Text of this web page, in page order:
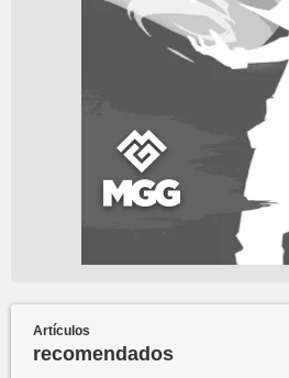
Artículos
recomendados